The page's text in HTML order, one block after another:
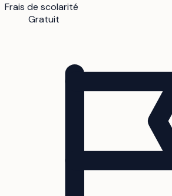
Frais de scolarité
Gratuit